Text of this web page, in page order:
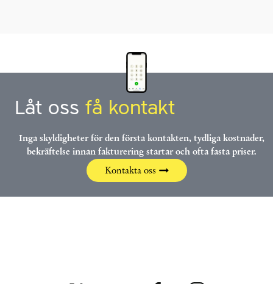
Låt oss få kontakt
Inga skyldigheter för den första kontakten, tydliga kostnader,
bekräftelse innan fakturering startar och ofta fasta priser.
Kontakta oss